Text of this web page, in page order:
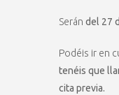
Serán del 27
Podéis ir en
tenéis que
cita previa.